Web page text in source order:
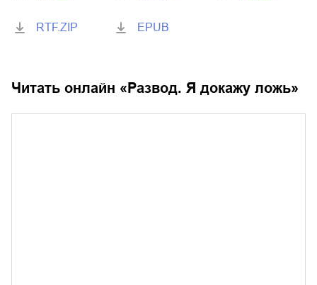
RTF.ZIP EPUB
Читать онлайн « Развод. Я докажу ложь»